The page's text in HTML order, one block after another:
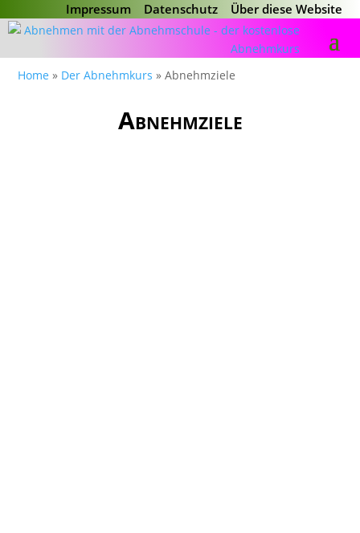
Impressum Datenschutz Über diese Website
Home » Der Abnehmkurs »Abnehmziele
Abnehmziele